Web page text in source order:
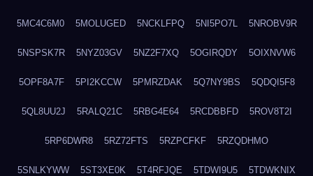
5MC4C6M0 5MOLUGED 5NCKLFPQ 5NI5PO7L 5NROBV9R
5NSPSK7R 5NYZ03GV 5NZ2F7XQ 5OGIRQDY 5OIXNVW6
5OPF8A7F 5PI2KCCW 5PMRZDAK 5Q7NY9BS 5QDQI5F8
5QL8UU2J 5RALQ21C 5RBG4E64 5RCDBBFD 5ROV8T2I
5RP6DWR8 5RZ72FTS 5RZPCFKF 5RZQDHMO
5SNLKYWW 5ST3XE0K 5T4RFJQE 5TDWI9U5 5TDWKNIX